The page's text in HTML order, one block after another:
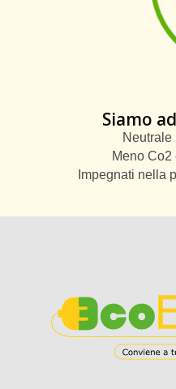
Siamo
Neutrale
Meno Co2
Impegnati nella